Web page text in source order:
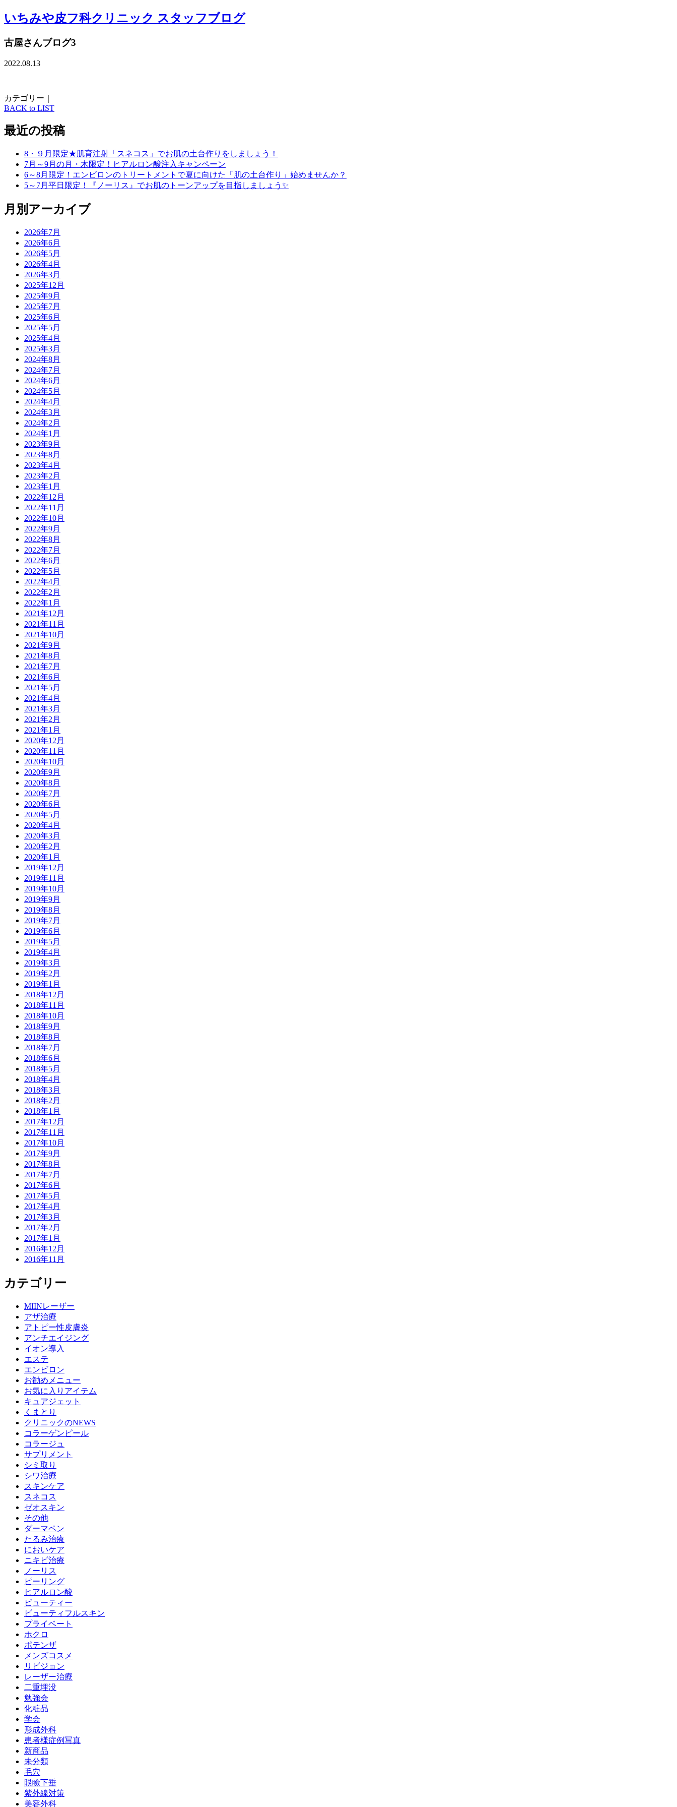
いちみや皮フ科クリニック スタッフブログ
古屋さんブログ3
2022.08.13
カテゴリー｜
BACK to LIST
最近の投稿
8・９月限定★肌育注射「スネコス」でお肌の土台作りをしましょう！
7月～9月の月・木限定！ヒアルロン酸注入キャンペーン
6～8月限定！エンビロンのトリートメントで夏に向けた「肌の土台作り」始めませんか？
5～7月平日限定！『ノーリス』でお肌のトーンアップを目指しましょう✨
月別アーカイブ
2026年7月
2026年6月
2026年5月
2026年4月
2026年3月
2025年12月
2025年9月
2025年7月
2025年6月
2025年5月
2025年4月
2025年3月
2024年8月
2024年7月
2024年6月
2024年5月
2024年4月
2024年3月
2024年2月
2024年1月
2023年9月
2023年8月
2023年4月
2023年2月
2023年1月
2022年12月
2022年11月
2022年10月
2022年9月
2022年8月
2022年7月
2022年6月
2022年5月
2022年4月
2022年2月
2022年1月
2021年12月
2021年11月
2021年10月
2021年9月
2021年8月
2021年7月
2021年6月
2021年5月
2021年4月
2021年3月
2021年2月
2021年1月
2020年12月
2020年11月
2020年10月
2020年9月
2020年8月
2020年7月
2020年6月
2020年5月
2020年4月
2020年3月
2020年2月
2020年1月
2019年12月
2019年11月
2019年10月
2019年9月
2019年8月
2019年7月
2019年6月
2019年5月
2019年4月
2019年3月
2019年2月
2019年1月
2018年12月
2018年11月
2018年10月
2018年9月
2018年8月
2018年7月
2018年6月
2018年5月
2018年4月
2018年3月
2018年2月
2018年1月
2017年12月
2017年11月
2017年10月
2017年9月
2017年8月
2017年7月
2017年6月
2017年5月
2017年4月
2017年3月
2017年2月
2017年1月
2016年12月
2016年11月
カテゴリー
MIINレーザー
アザ治療
アトピー性皮膚炎
アンチエイジング
イオン導入
エステ
エンビロン
お勧めメニュー
お気に入りアイテム
キュアジェット
くまとり
クリニックのNEWS
コラーゲンピール
コラージュ
サプリメント
シミ取り
シワ治療
スキンケア
スネコス
ゼオスキン
その他
ダーマペン
たるみ治療
においケア
ニキビ治療
ノーリス
ピーリング
ヒアルロン酸
ビューティー
ビューティフルスキン
プライベート
ホクロ
ポテンザ
メンズコスメ
リビジョン
レーザー治療
二重埋没
勉強会
化粧品
学会
形成外科
患者様症例写真
新商品
未分類
毛穴
眼瞼下垂
紫外線対策
美容外科